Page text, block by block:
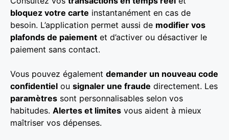
bloquez votre carte instantanément en cas de
besoin. L’application permet aussi de modifier vos
plafonds de paiement et d’activer ou désactiver le
paiement sans contact.
Vous pouvez également demander un nouveau code
confidentiel ou signaler une fraude directement. Les
paramètres sont personnalisables selon vos
habitudes. Alertes et limites vous aident à mieux
maîtriser vos dépenses.